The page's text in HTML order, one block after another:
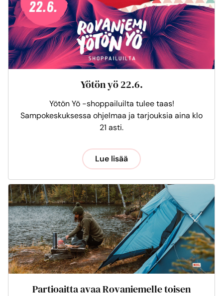
Yötön yö 22.6.
Yötön Yö -shoppailuilta tulee taas!
Sampokeskuksessa ohjelmaa ja tarjouksia aina klo
21 asti.
Lue lisää
Partioaitta avaa Rovaniemelle toisen